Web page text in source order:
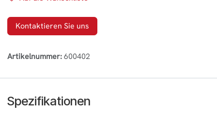
Kontaktieren Sie uns
Artikelnummer:600402
Spezifikationen